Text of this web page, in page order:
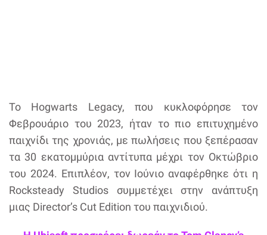
Το Hogwarts Legacy, που κυκλοφόρησε τον
Φεβρουάριο του 2023, ήταν το πιο επιτυχημένο
παιχνίδι της χρονιάς, με πωλήσεις που ξεπέρασαν
τα 30 εκατομμύρια αντίτυπα μέχρι τον Οκτώβριο
του 2024. Επιπλέον, τον Ιούνιο αναφέρθηκε ότι η
Rocksteady Studios συμμετέχει στην ανάπτυξη
μιας Director’s Cut Edition του παιχνιδιού.